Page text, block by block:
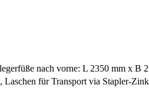
nach vorne: L 2350 mm x
für Transport via Stapler-